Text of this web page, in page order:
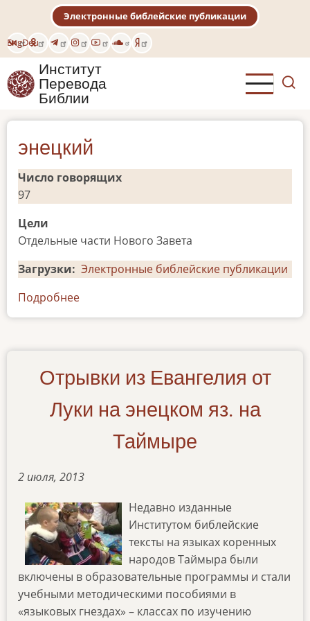
основному
содержанию
EngDeu
Электронные библейские публикации
Институт
Перевода
Библии
энецкий
Число говорящих
97
Цели
Отдельные части Нового Завета
Загрузки
Электронные библейские публикации
Подробнее
энецкий
Отрывки из Евангелия от
Луки на энецком яз. на
Таймыре
2 июля, 2013
Недавно изданные
Институтом библейские
тексты на языках коренных
народов Таймыра были
включены в образовательные программы и стали
учебными методическими пособиями в
«языковых гнездах» – классах по изучению